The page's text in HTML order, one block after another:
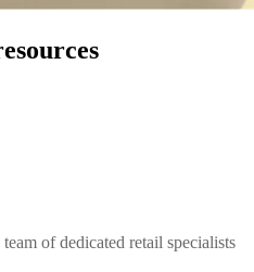
of dedicated retail specialists